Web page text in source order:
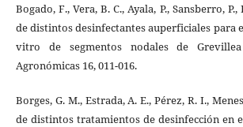
Bogado, F., Vera, B. C., Ayala, P., Sansberro, P.,
de distintos desinfectantes auperficiales para
vitro de segmentos nodales de
Agronómicas 16, 011-016.
Borges, G. M., Estrada, A. E., Pérez, R. I.,
de distintos tratamientos de desinfección en